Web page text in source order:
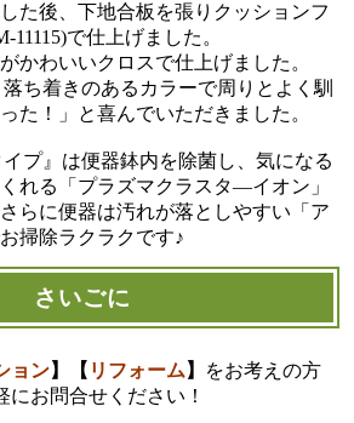
た後、下地合板を張りクッションフ
11115)で仕上げました。
かわいいクロスで仕上げました。
落ち着きのあるカラーで周りとよく馴
た！」と喜んでいただきました。
プ』は便器鉢内を除菌し、気になる
れる「プラズマクラスタ―イオン」
らに便器は汚れが落としやすい「ア
掃除ラクラクです♪
さいごに
ョン】【 リフォーム 】
をお考えの方
にお問合せください！